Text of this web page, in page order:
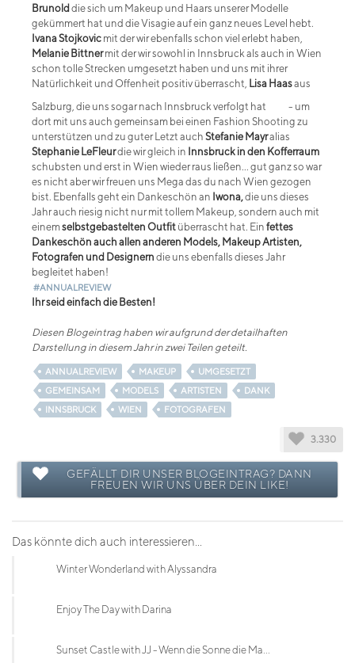
Brunold die sich um Makeup und Haars unserer Modelle
gekümmert hat und die Visagie auf ein ganz neues Level hebt.
Ivana Stojkovic mit der wir ebenfalls schon viel erlebt haben,
Melanie Bittnermit der wir sowohl in Innsbruck als auch in Wien
schon tolle Strecken umgesetzt haben und uns mit ihrer
Natürlichkeit und Offenheit positiv überrascht, Lisa Haasaus
Salzburg, die uns sogar nach Innsbruck verfolgt hat
- um
dort mit uns auch gemeinsam bei einen Fashion Shooting zu
unterstützen und zu guter Letzt auch Stefanie Mayralias
Stephanie LeFleurdie wir gleich in Innsbruck in den Kofferraum
schubsten und erst in Wien wieder raus ließen... gut ganz so war
es nicht aber wir freuen uns Mega das du nach Wien gezogen
bist. Ebenfalls geht ein Dankeschön an Iwona,die uns dieses
Jahr auch riesig nicht nur mit tollem Makeup, sondern auch mit
einemselbstgebastelten Outfit überrascht hat. Ein fettes
Dankeschön auch allen anderen Models, Makeup Artisten,
Fotografen und Designern die uns ebenfalls dieses Jahr
begleitet haben!
#ANNUALREVIEW
Ihr seid einfach die Besten!
Diesen Blogeintrag haben wir aufgrund der detailhaften
Darstellung in diesem Jahr in zwei Teilen geteilt.
ANNUALREVIEW MAKEUP
UMGESETZT
GEMEINSAM
MODELS ARTISTEN
DANK
INNSBRUCK
WIEN FOTOGRAFEN
3.330
GEFÄLLT DIR UNSER BLOGEINTRAG? DANN
FREUEN WIR UNS ÜBER DEIN LIKE!
Das könnte dich auch interessieren...
Winter Wonderland with Alyssandra
Enjoy The Day with Darina
Sunset Castle with JJ - Wenn die Sonne die Ma...